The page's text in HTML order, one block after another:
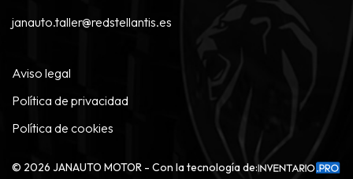
janauto.taller@redstellantis.es
Aviso legal
Política de privacidad
Política de cookies
© 2026 JANAUTO MOTOR - Con la tecnología de: